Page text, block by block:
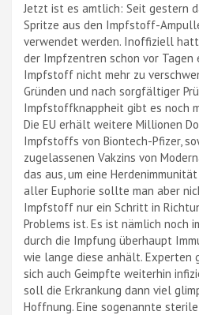
Jetzt ist es amtlich: Seit gestern
Spritze aus den Impfstoff-
verwendet werden. Inoffiziell
der Impfzentren schon vor Tagen
Impfstoff nicht mehr zu
Gründen und nach sorgfältiger
Impfstoffknappheit gibt es noch
Die EU erhält weitere Millionen
Impfstoffs von Biontech-Pfizer,
zugelassenen Vakzins von
das aus, um eine
aller Euphorie sollte man aber
Impfstoff nur ein Schritt in
Problems ist. Es ist nämlich noch
durch die Impfung überhaupt
wie lange diese anhält. Experten
sich auch Geimpfte weiterhin
soll die Erkrankung dann viel
Hoffnung. Eine sogenannte